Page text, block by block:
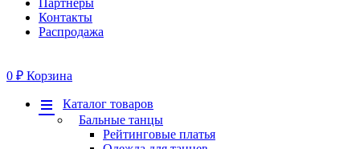
Контакты
Распродажа
0 ₽ Корзина
Меню
Каталог товаров
Бальные танцы
Рейтинговые платья